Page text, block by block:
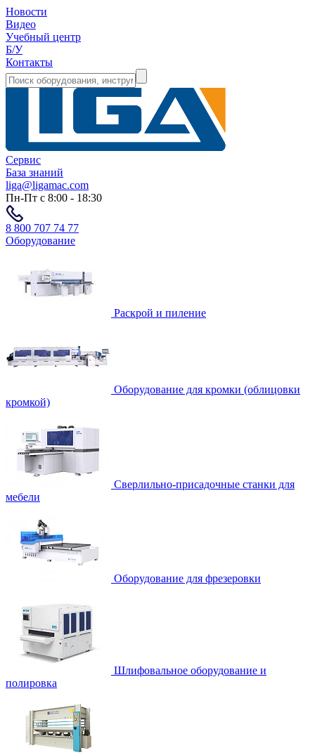
Новости
Видео
Учебный центр
Б/У
Контакты
Сервис
База знаний
liga@ligamac.com
Пн-Пт с 8:00 - 18:30
8 800 707 74 77
Оборудование
Раскрой и пиление
Оборудование для кромки (облицовки
кромкой)
Сверлильно-присадочные станки для
мебели
Оборудование для фрезеровки
Шлифовальное оборудование и
полировка